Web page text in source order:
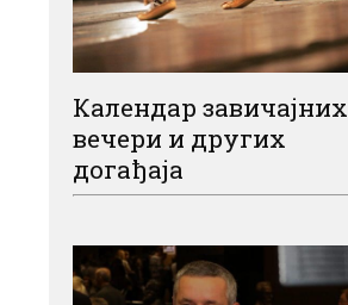
Календар завичајних
вечери и других
догађаја